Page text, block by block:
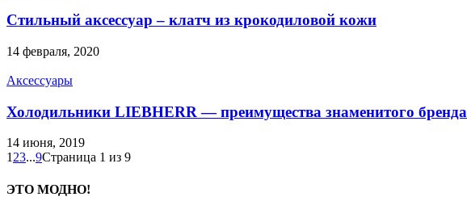
Стильный аксессуар – клатч из крокодиловой кожи
14 февраля, 2020
Аксессуары
Холодильники LIEBHERR — преимущества знаменитого бренда
14 июня, 2019
123...9Страница 1 из 9
ЭТО МОДНО!